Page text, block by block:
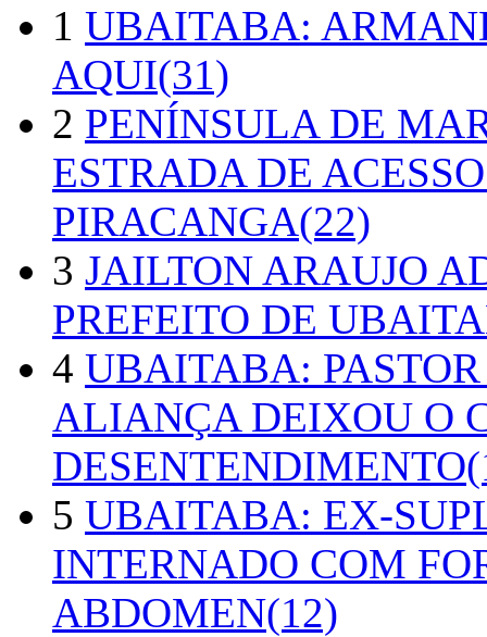
1 UBAITABA:
AQUI(31)
2 PENÍNSULA DE
ESTRADA DE
PIRACANGA(22)
3 JAILTON ARAUJO
PREFEITO DE
4 UBAITABA:
ALIANÇA DEIXOU O
5 UBAITABA: EX-
INTERNADO COM
ABDOMEN(12)